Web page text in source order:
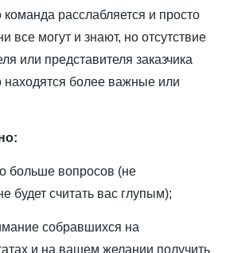
команда расслабляется и просто
все могут и знают, но отсутствие
или представителя заказчика
находятся более важные или
больше вопросов (не
будет считать вас глупым);
собравшихся на
и на вашем желании получить